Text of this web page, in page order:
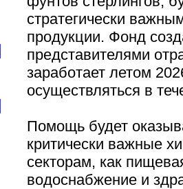
стратегически
продукции. Фонд
представителями
заработает летом
осуществляться в
Помощь будет
критически важные
секторам, как
водоснабжение и